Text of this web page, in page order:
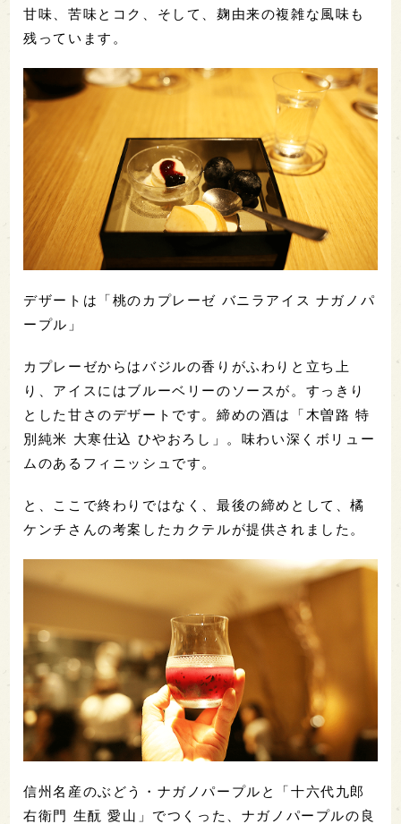
甘味、苦味とコク、そして、麹由来の複雑な風味も
残っています。
デザートは「桃のカプレーゼ バニラアイス ナガノパ
ープル」
カプレーゼからはバジルの香りがふわりと立ち上
り、アイスにはブルーベリーのソースが。すっきり
とした甘さのデザートです。締めの酒は「木曽路 特
別純米 大寒仕込 ひやおろし」。味わい深くボリュー
ムのあるフィニッシュです。
と、ここで終わりではなく、最後の締めとして、橘
ケンチさんの考案したカクテルが提供されました。
信州名産のぶどう・ナガノパープルと「十六代九郎
右衛門 生酛 愛山」でつくった、ナガノパープルの良